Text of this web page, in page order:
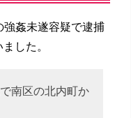
強姦未遂容疑で逮捕
した。
南区の北内町か